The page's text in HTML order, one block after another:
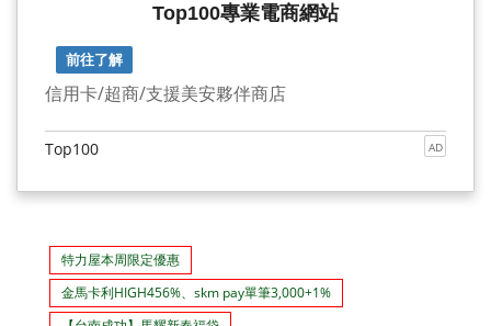
Top100專業電商網站
前往了解
信用卡/超商/支援美安夥伴商店
Top100 AD
特力屋本周限定優惠
金馬卡利HIGH456%、skm pay單筆3,000+1%